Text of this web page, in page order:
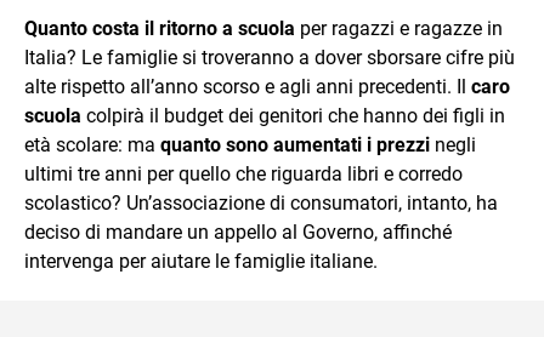
Quanto costa il ritorno a scuola per ragazzi e ragazze in
Italia? Le famiglie si troveranno a dover sborsare cifre più
alte rispetto all’anno scorso e agli anni precedenti. Il caro
scuola colpirà il budget dei genitori che hanno dei figli in
età scolare: ma quanto sono aumentati i prezzi negli
ultimi tre anni per quello che riguarda libri e corredo
scolastico? Un’associazione di consumatori, intanto, ha
deciso di mandare un appello al Governo, affinché
intervenga per aiutare le famiglie italiane.